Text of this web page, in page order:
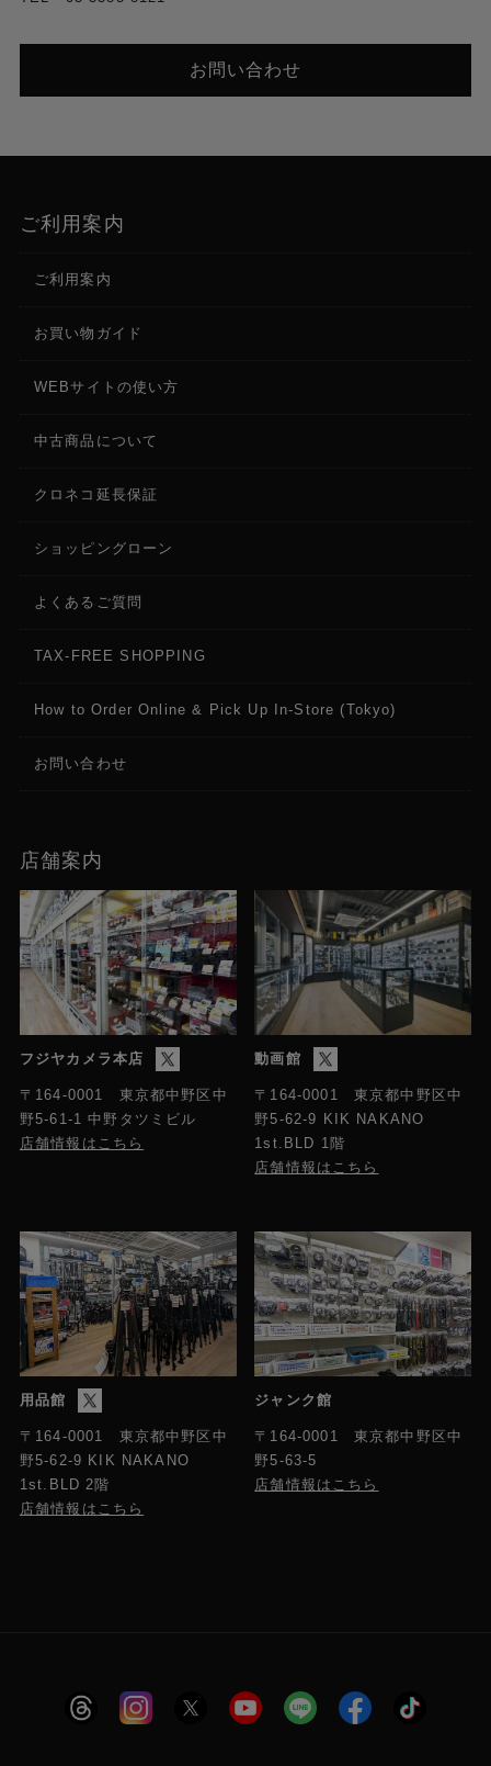
お問い合わせ
ご利用案内
ご利用案内
お買い物ガイド
WEBサイトの使い方
中古商品について
クロネコ延長保証
ショッピングローン
よくあるご質問
TAX-FREE SHOPPING
How to Order Online & Pick Up In-Store (Tokyo)
お問い合わせ
店舗案内
フジヤカメラ本店
〒164-0001 東京都中野区中
野5-61-1 中野タツミビル
店舗情報はこちら
動画館
〒164-0001 東京都中野区中
野5-62-9 KIK NAKANO
1st.BLD 1階
店舗情報はこちら
用品館
〒164-0001 東京都中野区中
野5-62-9 KIK NAKANO
1st.BLD 2階
店舗情報はこちら
ジャンク館
〒164-0001 東京都中野区中
野5-63-5
店舗情報はこちら